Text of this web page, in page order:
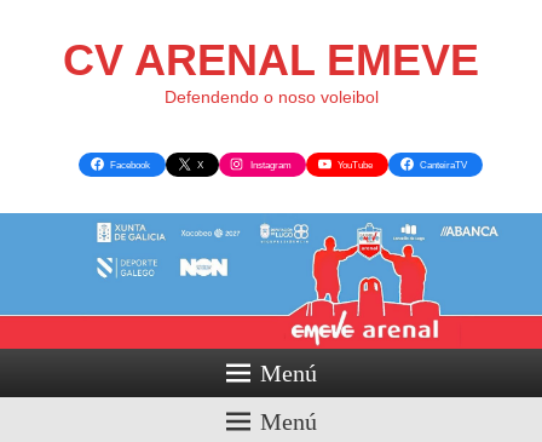
CV ARENAL EMEVE
Defendendo o noso voleibol
Facebook X Instagram YouTube CanteiraTV
Menú
Menú